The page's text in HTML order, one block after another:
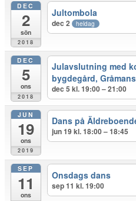
DEC
2
sön
2018
Jultombola
dec 2 heldag
DEC
5
ons
2018
Julavslutning med
bygdegård,
dec 5 kl. 19:00 – 21:00
JUN
19
ons
2019
Dans på
jun 19 kl. 18:00 – 18:45
SEP
11
ons
Onsdags dans
sep 11 kl. 19:00